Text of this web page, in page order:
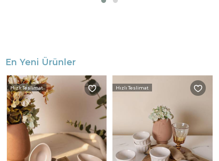
En Yeni Ürünler
Hızlı Teslimat Hızlı Teslimat